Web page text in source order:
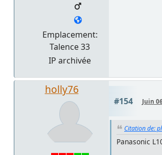
Emplacement:
Talence 33
IP archivée
holly76
#154 Juin
Citation de:
Panasonic